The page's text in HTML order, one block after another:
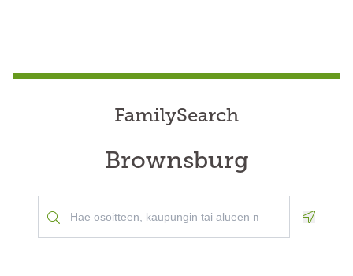
FamilySearch
Brownsburg